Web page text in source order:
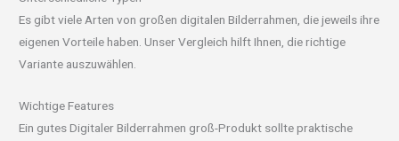
Es gibt viele Arten von großen digitalen Bilderrahmen, die jeweils ihre
eigenen Vorteile haben. Unser Vergleich hilft Ihnen, die richtige
Variante auszuwählen.
Wichtige Features
Ein gutes Digitaler Bilderrahmen groß-Produkt sollte praktische